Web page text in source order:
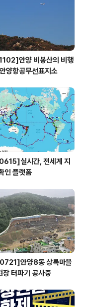
안양 비봉산의 비행
양항공무선표지소
실시간, 전세계 지
인 플랫폼
안양8동 상록마을
장 터파기 공사중